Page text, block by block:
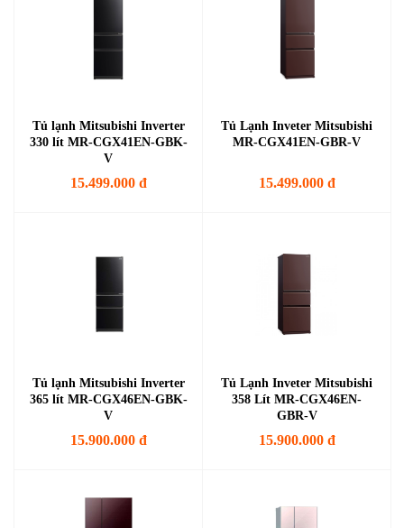
Tủ lạnh Mitsubishi Inverter
330 lít MR-CGX41EN-GBK-
V
15.499.000 đ
Tủ Lạnh Inveter Mitsubishi
MR-CGX41EN-GBR-V
15.499.000 đ
Tủ lạnh Mitsubishi Inverter
365 lít MR-CGX46EN-GBK-
V
15.900.000 đ
Tủ Lạnh Inveter Mitsubishi
358 Lít MR-CGX46EN-
GBR-V
15.900.000 đ